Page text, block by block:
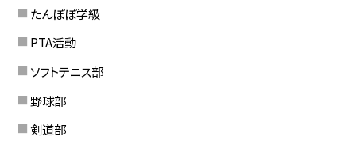
たんぽぽ学級
PTA活動
ソフトテニス部
野球部
剣道部